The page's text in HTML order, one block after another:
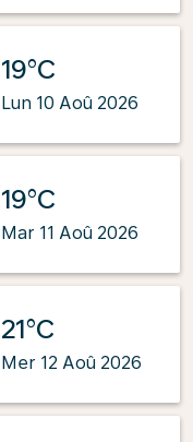
19°C
Lun 10 Aoû 2026
19°C
Mar 11 Aoû 2026
21°C
Mer 12 Aoû 2026